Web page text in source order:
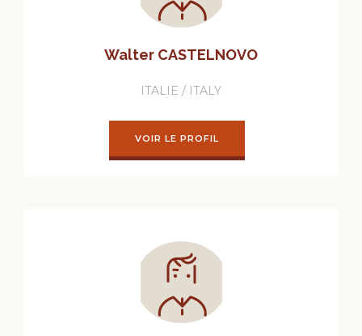
Walter CASTELNOVO
ITALIE / ITALY
VOIR LE PROFIL